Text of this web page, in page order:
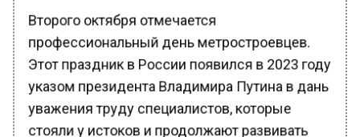
Второго октября отмечается
профессиональный день метростроевцев.
Этот праздник в России появился в 2023 году
указом президента Владимира Путина в дань
уважения труду специалистов, которые
стояли у истоков и продолжают развивать